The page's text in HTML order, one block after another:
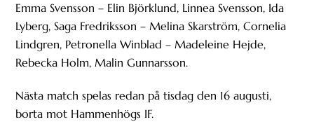
Emma Svensson – Elin Björklund, Linnea Svensson, Ida
Lyberg, Saga Fredriksson – Melina Skarström, Cornelia
Lindgren, Petronella Winblad – Madeleine Hejde,
Rebecka Holm, Malin Gunnarsson.
Nästa match spelas redan på tisdag den 16 augusti,
borta mot Hammenhögs IF.